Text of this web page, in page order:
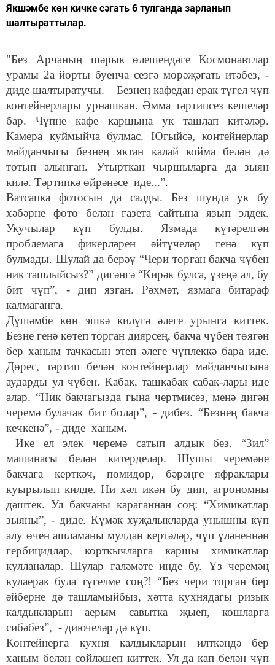
Якшәмбе көн кичке сәгать 6 тулганда зарланып
шалтыраттылар.
"Без Арчаның шәрык өлешендәге Космонавтлар
урамы 2а йорты буенча сезгә мөрәҗәгать итәбез, -
диде шалтыратучы. – Безнең кафедан ерак түгел чүп
контейнерлары урнашкан. Әмма тәртипсез кешеләр
бар. Чүпне кафе каршына ук ташлап китәләр.
Камера куймыйча булмас. Югыйсә, контейнерлар
мәйданчыгы безнең яктан калай койма белән дә
тотып алынган. Утырткан чыршыларга да зыян
килә. Тәртипкә өйрәнәсе иде...”.
Ватсапка фотосын да салды. Без шунда ук бу
хәбәрне фото белән газета сайтына язып элдек.
Укучылар күп булды. Язмада күтәрелгән
проблемага фикерләрен әйтүчеләр генә күп
булмады. Шулай да берәү “Чери торган бакча чүбен
ник ташлыйсыз?” дигәнгә “Кирәк булса, үзеңә ал, бу
бит чүп”, - дип язган. Рәхмәт, язмага битараф
калмаганга.
Дүшәмбе көн эшкә килүгә әлеге урынга киттек.
Безне генә көтеп торган диярсең, бакча чүбен төягән
бер ханым тачкасын этеп әлеге чүплеккә бара иде.
Дөрес, тәртип белән контейнерлар мәйданчыгына
аударды ул чүбен. Кабак, ташкабак сабак-лары иде
алар. “Ник бакчагызда гына чертмисез, менә дигән
черемә булачак бит болар”, - дибез. “Безнең бакча
кечкенә”, - диде ханым.
Ике ел элек черемә сатып алдык без. “Зил”
машинасы белән китерделәр. Шушы черемәне
бакчага керткәч, помидор, бәрәңге яфраклары
куырылып килде. Ни хәл икән бу дип, агрономны
дәштек. Ул бакчаны караганнан соң: “Химикатлар
зыяны”, - диде. Күмәк хуҗалыкларда уңышны күп
алу өчен ашламаны мулдан кертәләр, чүп үләненнән
гербицидлар, корткычларга каршы химикатлар
кулланалар. Шулар галәмәте инде бу. Үз черемәң
кулаерак була түгелме соң?! “Без чери торган бер
әйберне дә ташламыйбыз, хәтта кухнядагы ризык
калдыкларын аерым савытка җыеп, кошларга
сибәбез”, - диючеләр дә күп.
Контейнерга кухня калдыкларын илткәндә бер
ханым белән сөйләшеп киттек. Ул да кап белән чүп